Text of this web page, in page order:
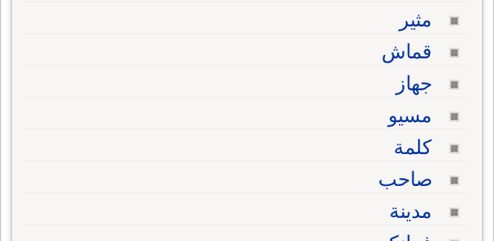
مثير
قماش
جهاز
مسيو
كلمة
صاحب
مدينة